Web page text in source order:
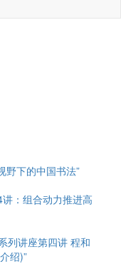
野下的中国书法”
：组合动力推进高
列讲座第四讲 程和
绍)”